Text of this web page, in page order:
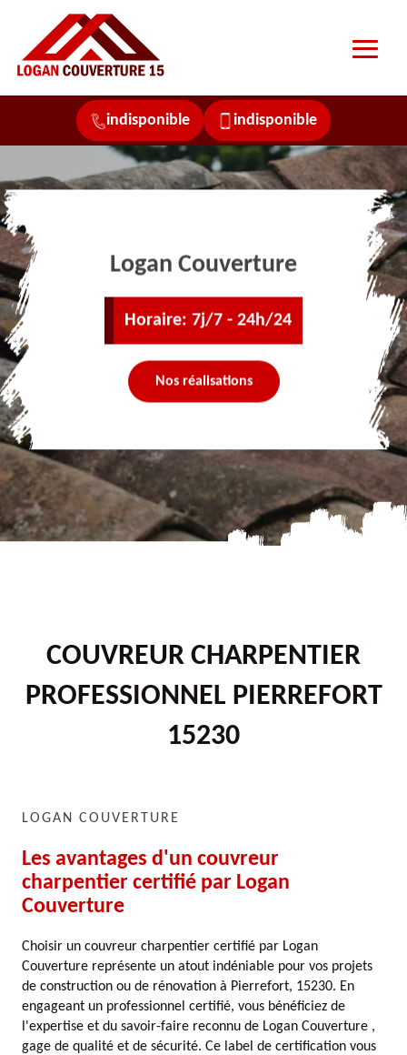
indisponible indisponible
Logan Couverture
Horaire: 7j/7 - 24h/24
Nos réalisations
COUVREUR CHARPENTIER
PROFESSIONNEL PIERREFORT
15230
LOGAN COUVERTURE
Les avantages d'un couvreur
charpentier certifié par Logan
Couverture
Choisir un couvreur charpentier certifié par Logan
Couverture représente un atout indéniable pour vos projets
de construction ou de rénovation à Pierrefort, 15230. En
engageant un professionnel certifié, vous bénéficiez de
l'expertise et du savoir-faire reconnu de Logan Couverture ,
gage de qualité et de sécurité. Ce label de certification vous